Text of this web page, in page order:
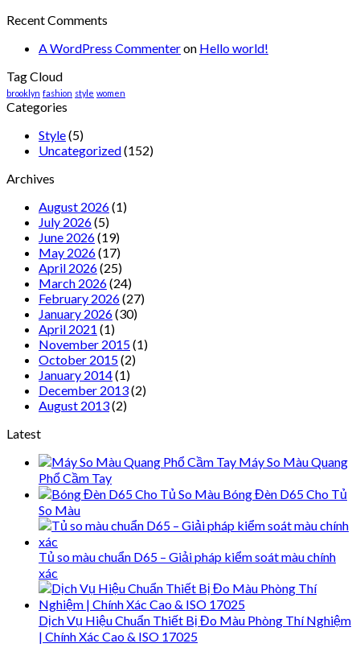
Recent Comments
A WordPress Commenteron Hello world!
Tag Cloud
brooklyn fashion style women
Categories
Style(5)
Uncategorized(152)
Archives
August 2026(1)
July 2026(5)
June 2026(19)
May 2026(17)
April 2026(25)
March 2026(24)
February 2026(27)
January 2026(30)
April 2021 (1)
November 2015(1)
October 2015(2)
January 2014(1)
December 2013(2)
August 2013(2)
Latest
Máy So Màu Quang
Phổ Cầm Tay
Bóng Đèn D65 Cho Tủ
So Màu
Tủ so màu chuẩn D65 – Giải pháp kiểm soát màu chính
xác
Dịch Vụ Hiệu Chuẩn Thiết Bị Đo Màu Phòng Thí Nghiệm
| Chính Xác Cao & ISO 17025